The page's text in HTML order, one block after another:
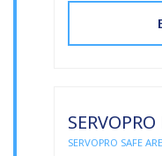
SERVOPRO SAFE